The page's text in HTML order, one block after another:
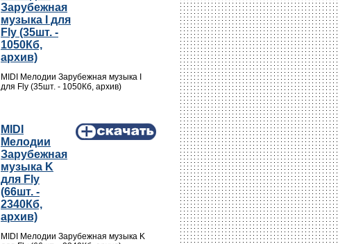
Зарубежная
музыка I для
Fly (35шт. -
1050Кб,
архив)
MIDI Мелодии Зарубежная музыка I
для Fly (35шт. - 1050Кб, архив)
MIDI
Мелодии
Зарубежная
музыка K
для Fly
(66шт. -
2340Кб,
архив)
MIDI Мелодии Зарубежная музыка K